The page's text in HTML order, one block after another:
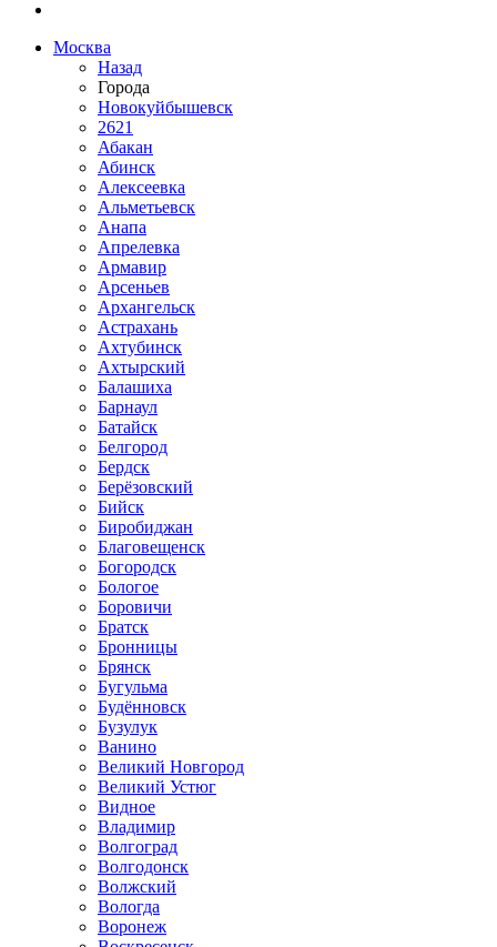
Москва
Назад
Города
Новокуйбышевск
2621
Абакан
Абинск
Алексеевка
Альметьевск
Анапа
Апрелевка
Армавир
Арсеньев
Архангельск
Астрахань
Ахтубинск
Ахтырский
Балашиха
Барнаул
Батайск
Белгород
Бердск
Берёзовский
Бийск
Биробиджан
Благовещенск
Богородск
Бологое
Боровичи
Братск
Бронницы
Брянск
Бугульма
Будённовск
Бузулук
Ванино
Великий Новгород
Великий Устюг
Видное
Владимир
Волгоград
Волгодонск
Волжский
Вологда
Воронеж